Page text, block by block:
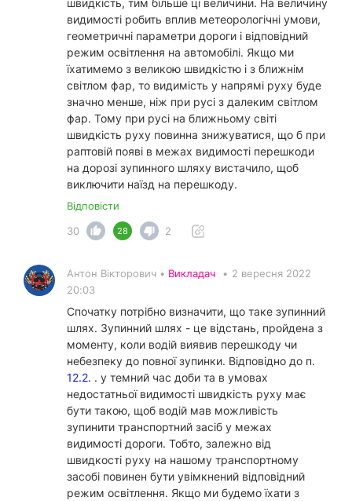
швидкість, тим більше ці величини. На величину
видимості робить вплив метеорологічні умови,
геометричні параметри дороги і відповідний
режим освітлення на автомобілі. Якщо ми
їхатимемо з великою швидкістю і з ближнім
світлом фар, то видимість у напрямі руху буде
значно менше, ніж при русі з далеким світлом
фар. Тому при русі на ближньому світі
швидкість руху повинна знижуватися, що б при
раптовій появі в межах видимості перешкоди
на дорозі зупинного шляху вистачило, щоб
виключити наїзд на перешкоду.
Відповісти
30
28 2
Антон Вікторович • Викладач • 2 вересня 2022
20:03
Спочатку потрібно визначити, що таке зупинний
шлях. Зупинний шлях - це відстань, пройдена з
моменту, коли водій виявив перешкоду чи
небезпеку до повної зупинки. Відповідно до п.
12.2. . у темний час доби та в умовах
недостатньої видимості швидкість руху має
бути такою, щоб водій мав можливість
зупинити транспортний засіб у межах
видимості дороги. Тобто, залежно від
швидкості руху на нашому транспортному
засобі повинен бути увімкнений відповідний
режим освітлення. Якщо ми будемо їхати з